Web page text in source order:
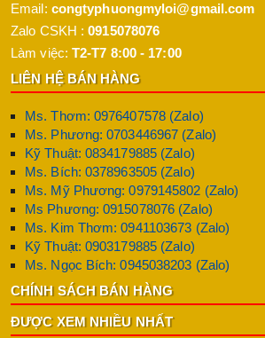
Email: congtyphuongmyloi@gmail.com
Zalo CSKH :0915078076
Làm việc: T2-T7 8:00 - 17:00
LIÊN HỆ BÁN HÀNG
Ms. Thơm: 0976407578 (Zalo)
Ms. Phương: 0703446967 (Zalo)
Kỹ Thuật: 0834179885 (Zalo)
Ms. Bích: 0378963505 (Zalo)
Ms. Mỹ Phương: 0979145802 (Zalo)
Ms Phương: 0915078076 (Zalo)
Ms. Kim Thơm: 0941103673 (Zalo)
Kỹ Thuật: 0903179885 (Zalo)
Ms. Ngọc Bích: 0945038203 (Zalo)
CHÍNH SÁCH BÁN HÀNG
ĐƯỢC XEM NHIỀU NHẤT